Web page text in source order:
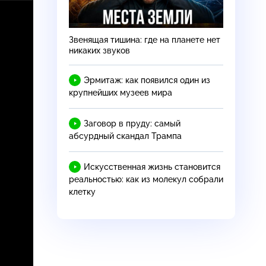
Звенящая тишина: где на планете нет
никаких звуков
Эрмитаж: как появился один из
крупнейших музеев мира
Заговор в пруду: самый
абсурдный скандал Трампа
Искусственная жизнь становится
реальностью: как из молекул собрали
клетку